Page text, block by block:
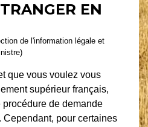
EN
de l'information légale et
que vous voulez vous
supérieur français,
de demande
pour certaines